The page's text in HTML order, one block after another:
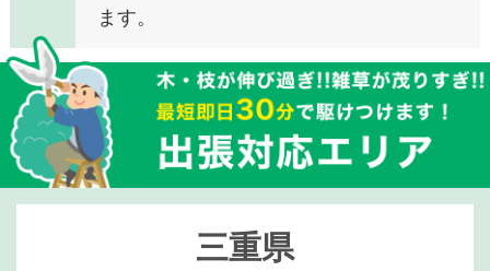
ます。
三重県